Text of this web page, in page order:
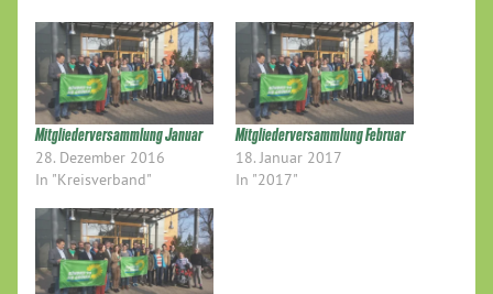
Mitgliederversammlung Januar
28. Dezember 2016
In "Kreisverband"
Mitgliederversammlung Februar
18. Januar 2017
In "2017"